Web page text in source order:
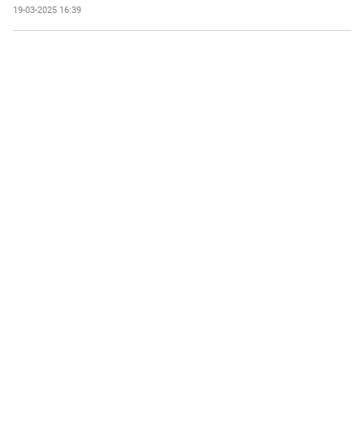
19-03-2025 16:39